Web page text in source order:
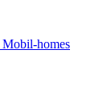
Mobil-homes